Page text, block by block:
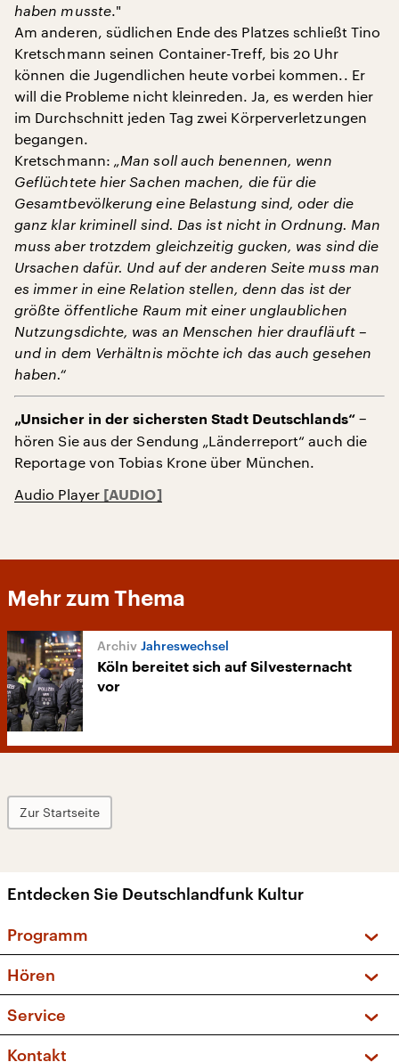
haben musste."
Am anderen, südlichen Ende des Platzes schließt Tino
Kretschmann seinen Container-Treff, bis 20 Uhr
können die Jugendlichen heute vorbei kommen.. Er
will die Probleme nicht kleinreden. Ja, es werden hier
im Durchschnitt jeden Tag zwei Körperverletzungen
begangen.
Kretschmann: „Man soll auch benennen, wenn
Geflüchtete hier Sachen machen, die für die
Gesamtbevölkerung eine Belastung sind, oder die
ganz klar kriminell sind. Das ist nicht in Ordnung. Man
muss aber trotzdem gleichzeitig gucken, was sind die
Ursachen dafür. Und auf der anderen Seite muss man
es immer in eine Relation stellen, denn das ist der
größte öffentliche Raum mit einer unglaublichen
Nutzungsdichte, was an Menschen hier draufläuft –
und in dem Verhältnis möchte ich das auch gesehen
haben.“
„Unsicher in der sichersten Stadt Deutschlands“−
hören Sie aus der Sendung „Länderreport“ auch die
Reportage von Tobias Krone über München.
Audio Player
Mehr zum Thema
Jahreswechsel
Köln bereitet sich auf Silvesternacht
vor
Zur Startseite
Entdecken Sie Deutschlandfunk Kultur
Programm
Sendungen und Podcasts
Musikliste
Kakadu – Das Kinderprogramm
Hören
Frequenzen (UKW + DAB+)
Service
FAQ
Kontakt